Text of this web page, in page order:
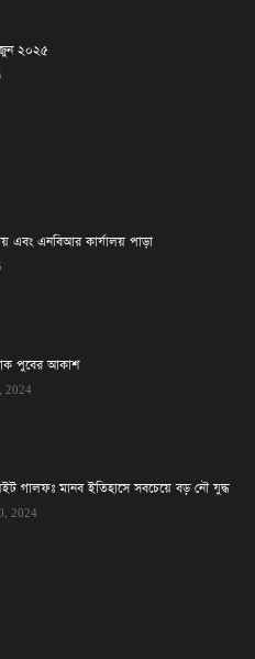
২০২৫
এবং এনবিআর কার্যালয় পাড়া
পুবের আকাশ
2024
গালফঃ মানব ইতিহাসে সবচেয়ে বড় নৌ যুদ্ধ
2024